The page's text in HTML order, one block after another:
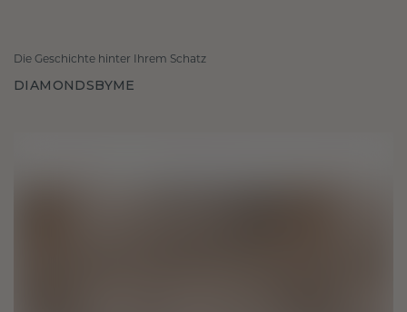
Die Geschichte hinter Ihrem Schatz
DIAMONDSBYME